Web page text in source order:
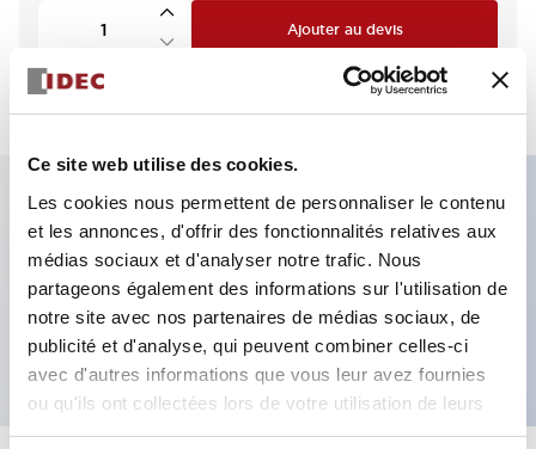
Ce site web utilise des cookies.
Les cookies nous permettent de personnaliser le contenu
et les annonces, d'offrir des fonctionnalités relatives aux
médias sociaux et d'analyser notre trafic. Nous
partageons également des informations sur l'utilisation de
notre site avec nos partenaires de médias sociaux, de
publicité et d'analyse, qui peuvent combiner celles-ci
avec d'autres informations que vous leur avez fournies
ou qu'ils ont collectées lors de votre utilisation de leurs
services.
Ajouter au devis
Caractéristiques clés
Bouton-poussoir allongé, contact 3NF, bornier à
vis sécurisé pour les doigts, bouton bleu